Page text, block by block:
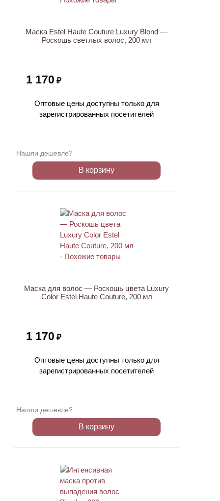
Маска Estel Haute Couture Luxury Blond —
Роскошь светлых волос, 200 мл
1 170 ₽
Оптовые цены доступны только для
зарегистрированных посетителей
Нашли дешевле?
В корзину
Маска для волос — Роскошь цвета Luxury
Color Estel Haute Couture, 200 мл
1 170 ₽
Оптовые цены доступны только для
зарегистрированных посетителей
Нашли дешевле?
В корзину